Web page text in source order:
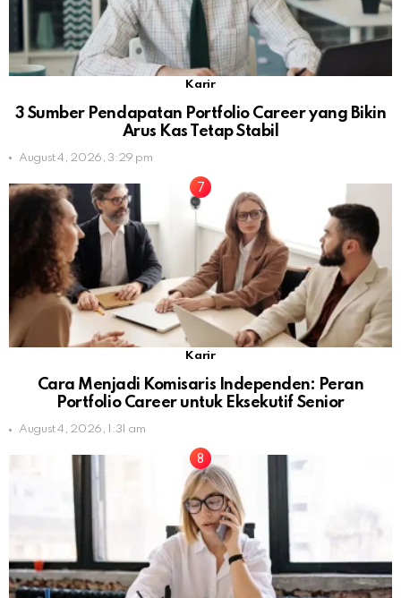
Karir
3 Sumber Pendapatan Portfolio Career yang Bikin
Arus Kas Tetap Stabil
August 4, 2026, 3:29 pm
Karir
Cara Menjadi Komisaris Independen: Peran
Portfolio Career untuk Eksekutif Senior
August 4, 2026, 1:31 am